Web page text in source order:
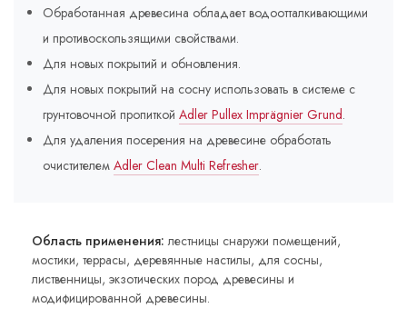
Обработанная древесина обладает водоотталкивающими
и противоскользящими свойствами.
Для новых покрытий и обновления.
Для новых покрытий на сосну использовать в системе с
грунтовочной пропиткой Adler Pullex Imprägnier Grund.
Для удаления посерения на древесине обработать
очистителем Adler Clean Multi Refresher.
Область применения: лестницы снаружи помещений,
мостики, террасы, деревянные настилы, для сосны,
лиственницы, экзотических пород древесины и
модифицированной древесины.